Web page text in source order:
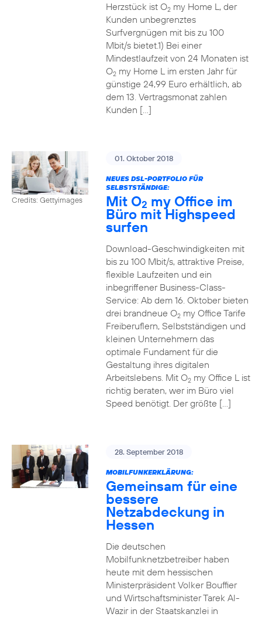
Herzstück ist O2my Home L, der
Kunden unbegrenztes
Surfvergnügen mit bis zu 100
Mbit/s bietet.1) Bei einer
Mindestlaufzeit von 24 Monaten ist
O2my Home L im ersten Jahr für
günstige 24,99 Euro erhältlich, ab
dem 13. Vertragsmonat zahlen
Kunden […]
Credits: Gettyimages
01. Oktober 2018
NEUES DSL-PORTFOLIO FÜR
SELBSTSTÄNDIGE:
Mit O2 my Office im
Büro mit Highspeed
surfen
Download-Geschwindigkeiten mit
bis zu 100 Mbit/s, attraktive Preise,
flexible Laufzeiten und ein
inbegriffener Business-Class-
Service: Ab dem 16. Oktober bieten
drei brandneue O2my Office Tarife
Freiberuflern, Selbstständigen und
kleinen Unternehmern das
optimale Fundament für die
Gestaltung ihres digitalen
Arbeitslebens. Mit O2my Office L ist
richtig beraten, wer im Büro viel
Speed benötigt. Der größte […]
28. September 2018
MOBILFUNKERKLÄRUNG:
Gemeinsam für eine
bessere
Netzabdeckung in
Hessen
Die deutschen
Mobilfunknetzbetreiber haben
heute mit dem hessischen
Ministerpräsident Volker Bouffier
und Wirtschaftsminister Tarek Al-
Wazir in der Staatskanzlei in